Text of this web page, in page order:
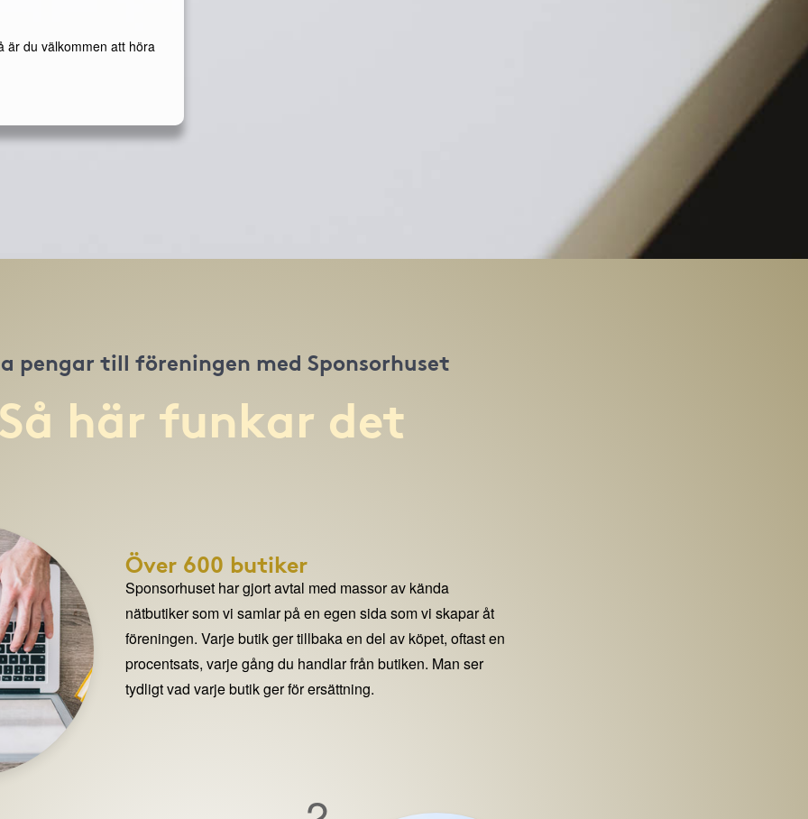
är du välkommen att höra
pengar till föreningen med Sponsorhuset
här funkar det
Över 600 butiker
Sponsorhuset har gjort avtal med massor av kända
nätbutiker som vi samlar på en egen sida som vi skapar åt
föreningen. Varje butik ger tillbaka en del av köpet, oftast en
procentsats, varje gång du handlar från butiken. Man ser
tydligt vad varje butik ger för ersättning.